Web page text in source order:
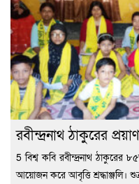
রবীন্দ্রনাথ ঠাকুরের
5 বিশ্ব কবি রবীন্দ্রনাথ ঠাকুরের
আয়োজন করে আবৃত্তি শ্রদ্ধাঞ্জলি।